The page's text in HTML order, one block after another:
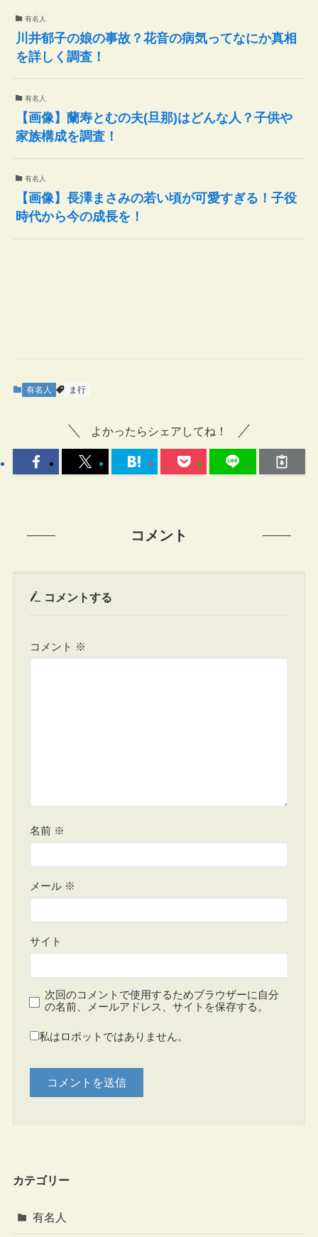
有名人
川井郁子の娘の事故？花音の病気ってなにか真相
を詳しく調査！
有名人
【画像】蘭寿とむの夫(旦那)はどんな人？子供や
家族構成を調査！
有名人
【画像】長澤まさみの若い頃が可愛すぎる！子役
時代から今の成長を！
有名人 ま行
よかったらシェアしてね！
コメント
コメントする
コメント ※
名前 ※
メール ※
サイト
次回のコメントで使用するためブラウザーに自分
の名前、メールアドレス、サイトを保存する。
私はロボットではありません。
カテゴリー
有名人